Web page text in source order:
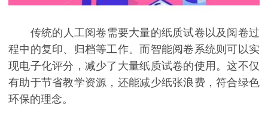
传统的人工阅卷需要大量的纸质试卷以及阅卷过
程中的复印、归档等工作。而智能阅卷系统则可以实
现电子化评分，减少了大量纸质试卷的使用。这不仅
有助于节省教学资源，还能减少纸张浪费，符合绿色
环保的理念。